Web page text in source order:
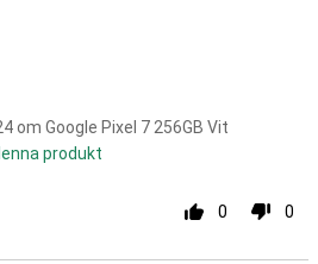
om Google Pixel 7 256GB Vit
produkt
0 0